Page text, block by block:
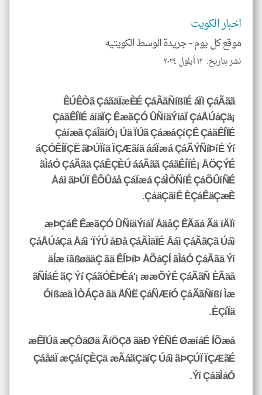
اخبار الكويت
موقع كل يوم -جريدة الوسط الكويتيه
نشر بتاريخ: ١٢ أيلول ٢٠٢٤
ÊÚÊÒã ÇáãäÏæÈÉ ÇáÃãÑíßíÉ áÏì ÇáÃãã
ÇáãÊÍÏÉ áíäÏÇ ÊæãÇÓ ÛÑíäÝíáÏ ÇáÅÚáÇä¡
Çáíæã ÇáÎãíÓ¡ Úä ÏÚã ÇáæáÇíÇÊ ÇáãÊÍÏÉ
áÇÓÊÍÏÇË ãÞÚÏíä ÏÇÆãíä ááÏæá ÇáÃÝÑíÞíÉ Ýí
ãÌáÓ ÇáÃãä ÇáÊÇÈÚ ááÃãã ÇáãÊÍÏÉ¡ ÅÖÇÝÉ
Åáì ãÞÚÏ ÊÔÛáå ÇáÏæá ÇáÌÒÑíÉ ÇáÕÛíÑÉ
ÇáäÇãíÉ ÈÇáÊäÇæÈ.
æÞÇáÊ ÊæãÇÓ ÛÑíäÝíáÏ ÅäåÇ ÊÃãá Ãä íÄÏí
ÇáÅÚáÇä Åáì 'ÏÝÚ åÐå ÇáÃÌäÏÉ Åáì ÇáÃãÇã Úáì
äÍæ íãßøääÇ ãä ÊÍÞíÞ ÅÕáÇÍ ãÌáÓ ÇáÃãä Ýí
ãÑÍáÉ ãÇ Ýí ÇáãÓÊÞÈá'¡ ææÕÝÊ ÇáÃãÑ ÈÃäå
Óíßæä ÌÒÁÇð ãä ÅÑË ÇáÑÆíÓ ÇáÃãÑíßí Ìæ
ÈÇíÏä.
æÊÏÚã æÇÔäØä ÃíÖÇð ãäÐ ÝÊÑÉ ØæíáÉ ÍÕæá
ÇáåäÏ æÇáíÇÈÇä æÃáãÇäíÇ Úáì ãÞÇÚÏ ÏÇÆãÉ
Ýí ÇáãÌáÓ.